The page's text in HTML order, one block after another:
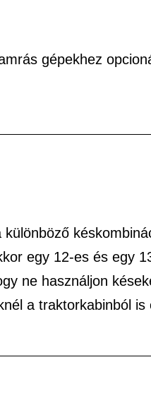
gépekhez
egy 12-es és egy
ne használjon
a traktorkabinból is